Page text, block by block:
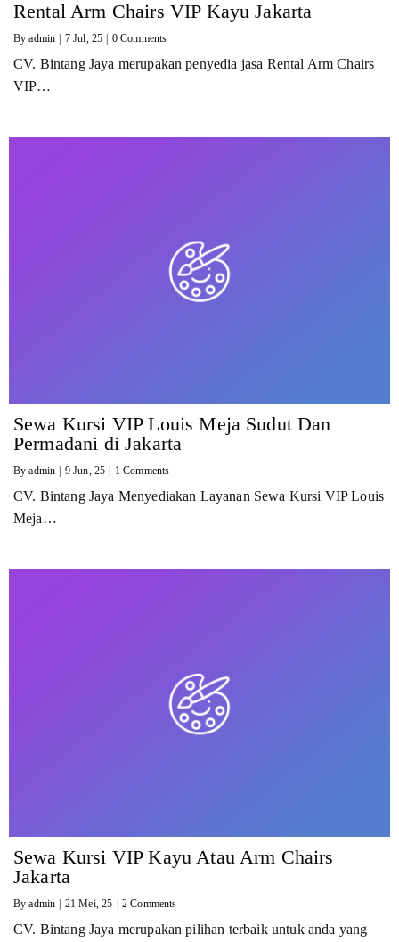
Rental Arm Chairs VIP Kayu Jakarta
Byadmin | 7 Jul, 25 | 0 Comments
CV. Bintang Jaya merupakan penyedia jasa Rental Arm Chairs
VIP…
Sewa Kursi VIP Louis Meja Sudut Dan
Permadani di Jakarta
Byadmin 9 Jun, 25 1 Comments
CV. Bintang Jaya Menyediakan Layanan Sewa Kursi VIP Louis
Meja…
Sewa Kursi VIP Kayu Atau Arm Chairs
Jakarta
Byadmin | 21 Mei, 25 | 2 Comments
CV. Bintang Jaya merupakan pilihan terbaik untuk anda yang